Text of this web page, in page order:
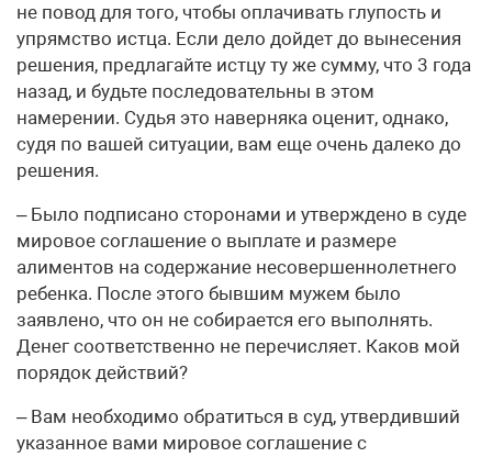
не повод для того, чтобы оплачивать глупость и
упрямство истца. Если дело дойдет до вынесения
решения, предлагайте истцу ту же сумму, что 3 года
назад, и будьте последовательны в этом
намерении. Судья это наверняка оценит, однако,
судя по вашей ситуации, вам еще очень далеко до
решения.
– Было подписано сторонами и утверждено в суде
мировое соглашение о выплате и размере
алиментов на содержание несовершеннолетнего
ребенка. После этого бывшим мужем было
заявлено, что он не собирается его выполнять.
Денег соответственно не перечисляет. Каков мой
порядок действий?
– Вам необходимо обратиться в суд, утвердивший
указанное вами мировое соглашение с